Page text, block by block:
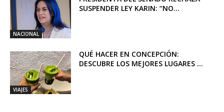
NACIONAL
SUSPENDER LEY KARIN: “NO...
VIAJES
QUÉ HACER EN CONCEPCIÓN:
DESCUBRE LOS MEJORES LUGARES ...